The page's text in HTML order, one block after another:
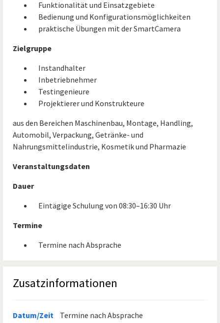
Funktionalität und Einsatzgebiete
Bedienung und Konfigurationsmöglichkeiten
praktische Übungen mit der SmartCamera
Zielgruppe
Instandhalter
Inbetriebnehmer
Testingenieure
Projektierer und Konstrukteure
aus den Bereichen Maschinenbau, Montage, Handling,
Automobil, Verpackung, Getränke- und
Nahrungsmittelindustrie, Kosmetik und Pharmazie
Veranstaltungsdaten
Dauer
Eintägige Schulung von 08:30–16:30 Uhr
Termine
Termine nach Absprache
Zusatzinformationen
Datum/Zeit Termine nach Absprache